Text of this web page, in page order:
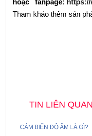
hoặc fanpage:
Tham khảo thêm sản
TIN LIÊN QUAN
CẢM BIẾN ĐỘ ẨM LÀ GÌ?